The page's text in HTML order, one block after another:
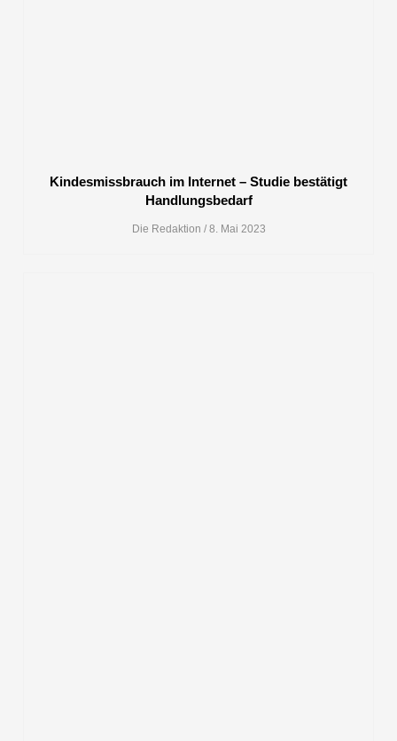
Kindesmissbrauch im Internet – Studie bestätigt
Handlungsbedarf
Die Redaktion 8. Mai 2023